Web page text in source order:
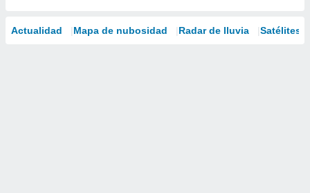
Actualidad Mapa de nubosidad Radar de lluvia Satélites